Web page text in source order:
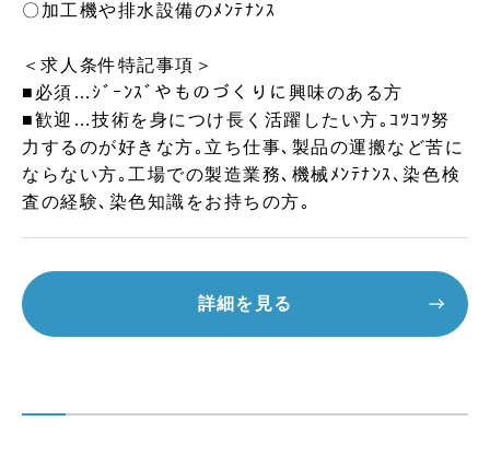
〇加工機や排水設備のﾒﾝﾃﾅﾝｽ
＜求人条件特記事項＞
■必須…ｼﾞｰﾝｽﾞやものづくりに興味のある方
■歓迎…技術を身につけ長く活躍したい方｡ｺﾂｺﾂ努
力するのが好きな方｡立ち仕事､製品の運搬など苦に
ならない方｡工場での製造業務､機械ﾒﾝﾃﾅﾝｽ､染色検
査の経験､染色知識をお持ちの方｡
詳細を見る